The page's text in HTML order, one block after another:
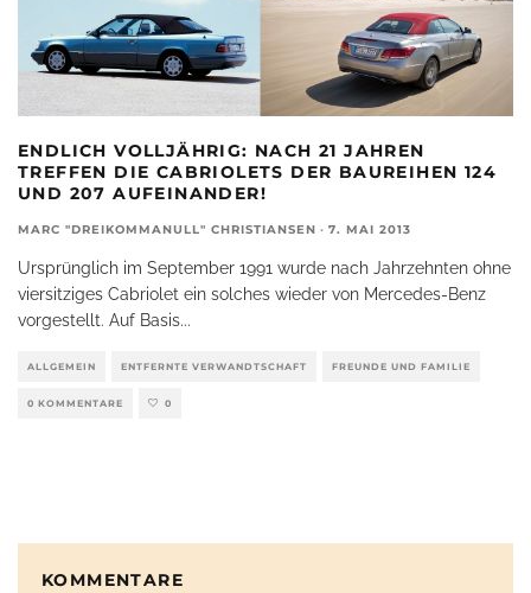
ENDLICH VOLLJÄHRIG: NACH 21 JAHREN
TREFFEN DIE CABRIOLETS DER BAUREIHEN 124
UND 207 AUFEINANDER!
MARC "DREIKOMMANULL" CHRISTIANSEN · 7. MAI 2013
Ursprünglich im September 1991 wurde nach Jahrzehnten ohne
viersitziges Cabriolet ein solches wieder von Mercedes-Benz
vorgestellt. Auf Basis...
ALLGEMEIN ENTFERNTE VERWANDTSCHAFT FREUNDE UND FAMILIE
0 KOMMENTARE 0
KOMMENTARE